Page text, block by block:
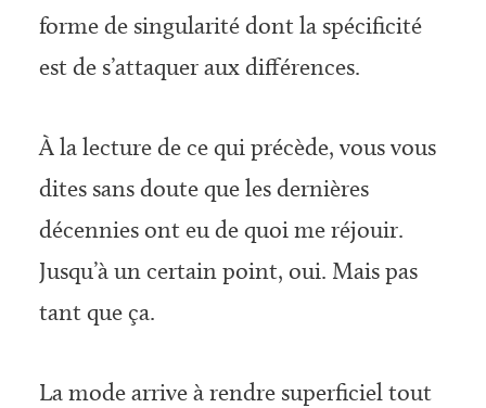
forme de singularité dont la spécificité
est de s’attaquer aux différences.
À la lecture de ce qui précède, vous vous
dites sans doute que les dernières
décennies ont eu de quoi me réjouir.
Jusqu’à un certain point, oui. Mais pas
tant que ça.
La mode arrive à rendre superficiel tout